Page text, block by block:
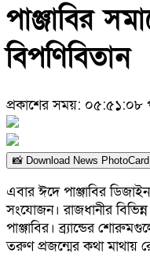
পাঞ্জাবির
বিপণিবিতান
প্রকাশের সময়: ০৫:৫১:০৮
📸 Download News PhotoCard
এবার ঈদে পাঞ্জাবির
সংযোজন। রাজধানীর
পাঞ্জাবির। ব্র্যান্ডের
তরুণ প্রজন্মের কথা মাথায়